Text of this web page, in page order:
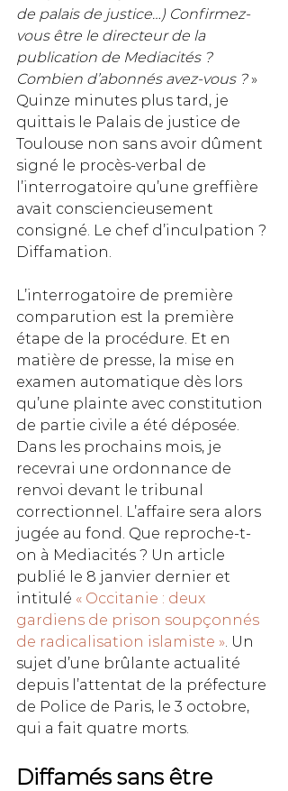
de palais de justice…) Confirmez-
vous être le directeur de la
publication de Mediacités ?
Combien d’abonnés avez-vous ? »
Quinze minutes plus tard, je
quittais le Palais de justice de
Toulouse non sans avoir dûment
signé le procès-verbal de
l’interrogatoire qu’une greffière
avait consciencieusement
consigné. Le chef d’inculpation ?
Diffamation.
L’interrogatoire de première
comparution est la première
étape de la procédure. Et en
matière de presse, la mise en
examen automatique dès lors
qu’une plainte avec constitution
de partie civile a été déposée.
Dans les prochains mois, je
recevrai une ordonnance de
renvoi devant le tribunal
correctionnel. L’affaire sera alors
jugée au fond. Que reproche-t-
on à Mediacités ? Un article
publié le 8 janvier dernier et
intitulé « Occitanie : deux
gardiens de prison soupçonnés
de radicalisation islamiste ». Un
sujet d’une brûlante actualité
depuis l’attentat de la préfecture
de Police de Paris, le 3 octobre,
qui a fait quatre morts.
Diffamés sans être